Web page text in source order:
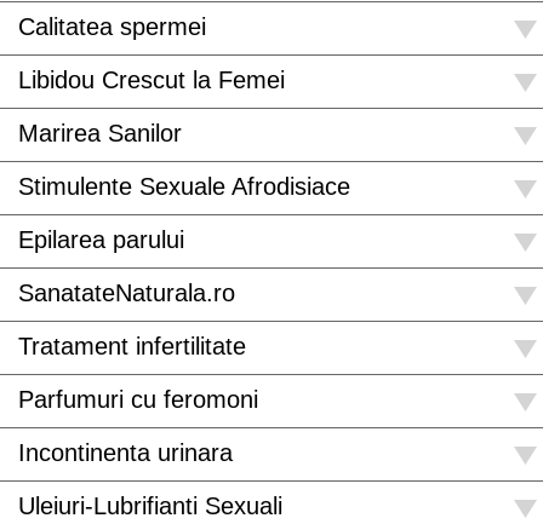
Calitatea spermei
Libidou Crescut la Femei
Marirea Sanilor
Stimulente Sexuale Afrodisiace
Epilarea parului
SanatateNaturala.ro
Tratament infertilitate
Parfumuri cu feromoni
Incontinenta urinara
Uleiuri-Lubrifianti Sexuali